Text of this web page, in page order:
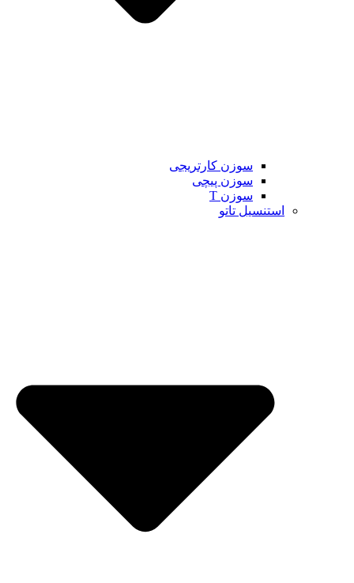
سوزن کارتریجی
سوزن پیچی
سوزن T
استنسیل تاتو